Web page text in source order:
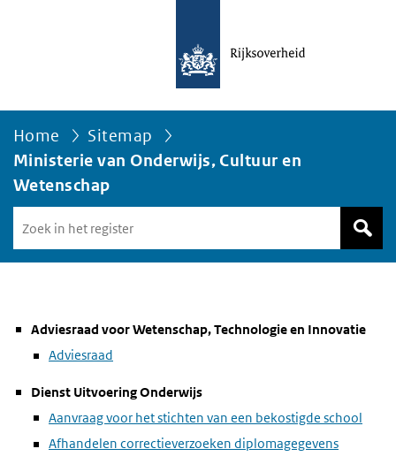
Home
Sitemap
Ministerie van Onderwijs, Cultuur en
Wetenschap
in
het
Adviesraad voor Wetenschap, Technologie en Innovatie
Adviesraad
Dienst Uitvoering Onderwijs
Aanvraag voor het stichten van een bekostigde school
Afhandelen correctieverzoeken diplomagegevens